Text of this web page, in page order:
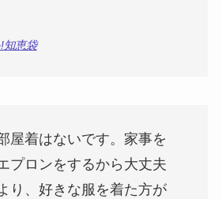
知恵袋
屋着はないです。家事を
プロンをするから大丈夫
り、好きな服を着た方が